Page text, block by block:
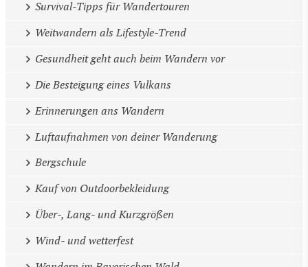
Survival-Tipps für Wandertouren
Weitwandern als Lifestyle-Trend
Gesundheit geht auch beim Wandern vor
Die Besteigung eines Vulkans
Erinnerungen ans Wandern
Luftaufnahmen von deiner Wanderung
Bergschule
Kauf von Outdoorbekleidung
Über-, Lang- und Kurzgrößen
Wind- und wetterfest